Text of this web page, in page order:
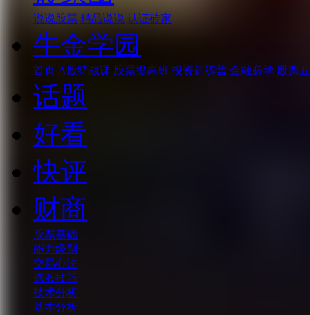
说说股票 精品说说 认证砖家
牛金学园
首页 A股特战课 股票提高班 投资训练营 金融必学 股票
话题
好看
快评
财商
股票基础
能力级别
交易心法
选股技巧
技术分析
基本分析